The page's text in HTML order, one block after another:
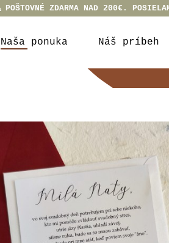
POŠTOVNÉ ZDARMA NAD 200€.
Naša ponuka Náš príbeh